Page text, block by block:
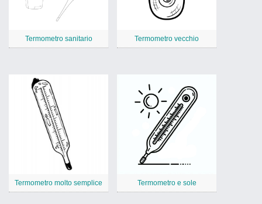
Termometro sanitario Termometro vecchio
Termometro molto semplice Termometro e sole